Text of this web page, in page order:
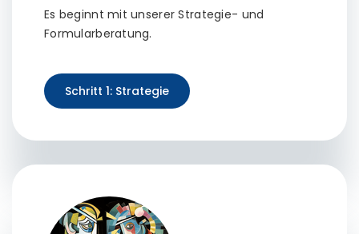
Es beginnt mit unserer Strategie- und
Formularberatung.
Schritt 1: Strategie